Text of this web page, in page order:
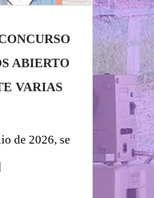
ABIERTO
VARIAS
de 2026, se